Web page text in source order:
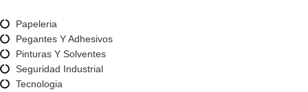
Papeleria
Pegantes Y Adhesivos
Pinturas Y Solventes
Seguridad Industrial
Tecnologia